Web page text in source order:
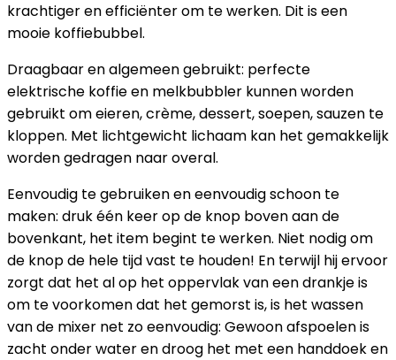
krachtiger en efficiënter om te werken. Dit is een
mooie koffiebubbel.
Draagbaar en algemeen gebruikt: perfecte
elektrische koffie en melkbubbler kunnen worden
gebruikt om eieren, crème, dessert, soepen, sauzen te
kloppen. Met lichtgewicht lichaam kan het gemakkelijk
worden gedragen naar overal.
Eenvoudig te gebruiken en eenvoudig schoon te
maken: druk één keer op de knop boven aan de
bovenkant, het item begint te werken. Niet nodig om
de knop de hele tijd vast te houden! En terwijl hij ervoor
zorgt dat het al op het oppervlak van een drankje is
om te voorkomen dat het gemorst is, is het wassen
van de mixer net zo eenvoudig: Gewoon afspoelen is
zacht onder water en droog het met een handdoek en